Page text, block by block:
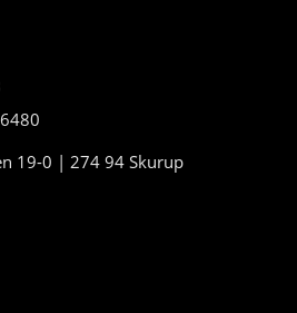
19-0 | 274 94 Skurup